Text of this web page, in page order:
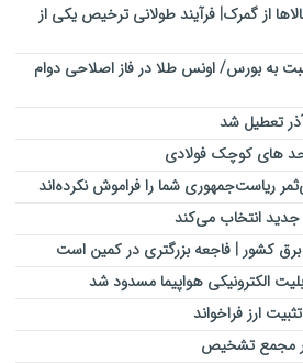
از گمرک| فرآیند طولانی ترخیص یکی از
به بورس/ اونس طلا در فاز اصلاحی دوام
های کوچک فولادی
ریاست‌جمهوری شما را فراموش نکرده‌اند
جدید انتخاب می‌کند
کشور | فاجعه بزرگتری در کمین است
ارز فراخواند
در مجمع تشخیص